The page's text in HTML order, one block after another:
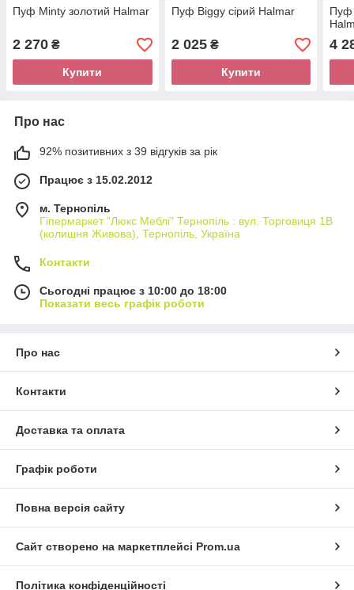
Пуф Minty золотий Halmar
2 270 ₴
Купити
Пуф Biggy сірий Halmar
2 025₴
Купити
Пуф
4
Про нас
92% позитивних з 39 відгуків за рік
Працює з 15.02.2012
м. Тернопіль
Гіпермаркет "Люкс Меблі" Тернопіль : вул. Торговиця 1В
(колишня Живова), Тернопіль, Україна
Контакти
Сьогодні працює з 10:00 до 18:00
Показати весь графік роботи
Про нас
Контакти
Доставка та оплата
Графік роботи
Повна версія сайту
Сайт створено на маркетплейсі Prom.ua
Політика конфіденційності